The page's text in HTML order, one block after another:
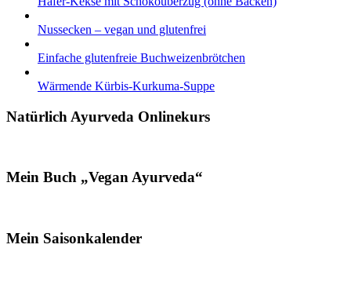
Nussecken – vegan und glutenfrei
Einfache glutenfreie Buchweizenbrötchen
Wärmende Kürbis-Kurkuma-Suppe
Natürlich Ayurveda Onlinekurs
Mein Buch „Vegan Ayurveda“
Mein Saisonkalender